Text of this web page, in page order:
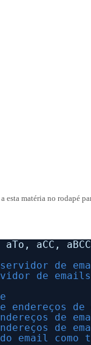
esta matéria no rodapé
aTo, aCC,
de
de emails
de
de
de
email como